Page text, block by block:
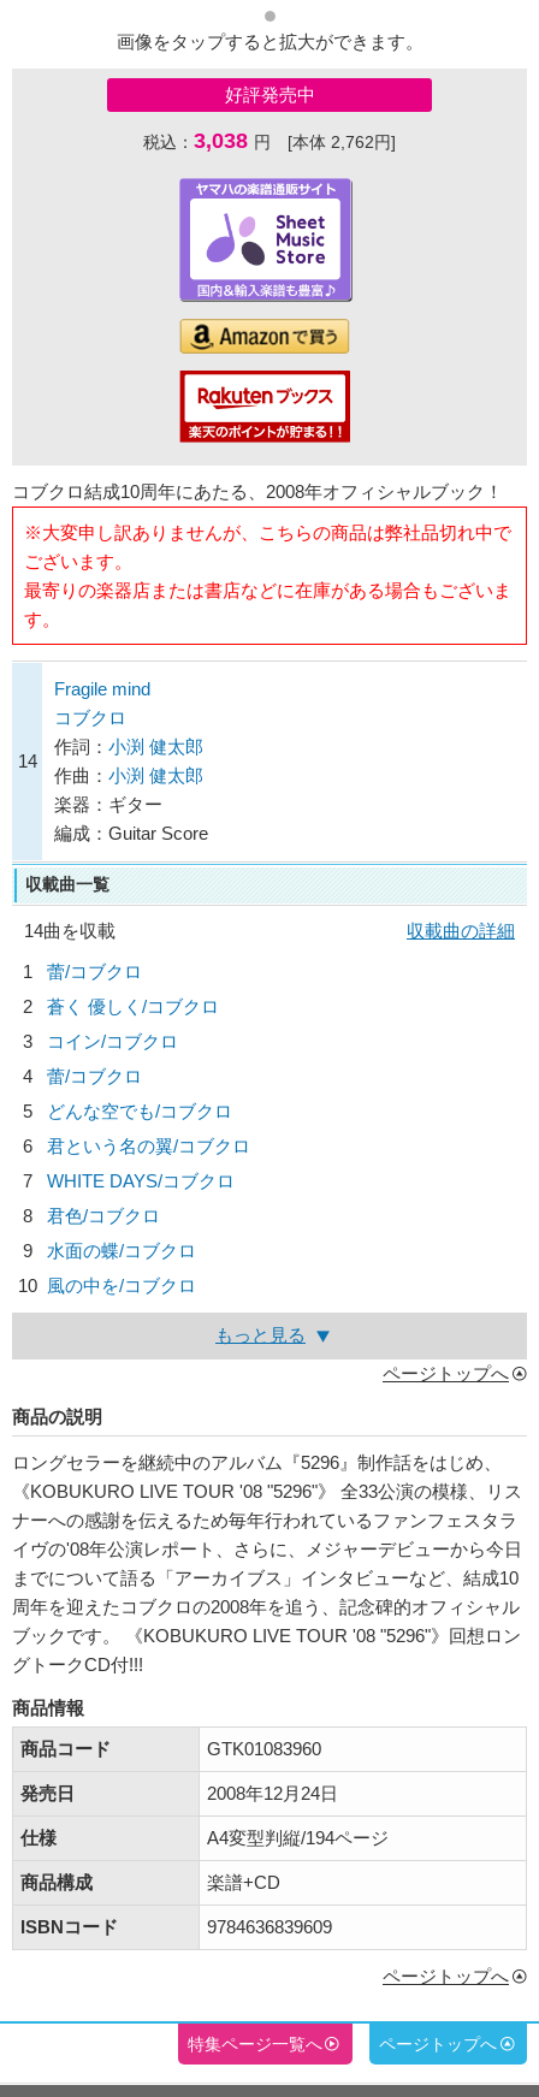
画像をタップすると拡大ができます。
好評発売中
税込： 3,038 円 [本体 2,762円]
コブクロ結成10周年にあたる、2008年オフィシャルブック！
※大変申し訳ありませんが、こちらの商品は弊社品切れ中で
ございます。
最寄りの楽器店または書店などに在庫がある場合もございま
す。
14
Fragile mind
コブクロ
作詞： 小渕 健太郎
作曲： 小渕 健太郎
楽器：ギター
編成：Guitar Score
収載曲一覧
14曲を収載
収載曲の詳細
1
蕾/コブクロ
2
蒼く 優しく/コブクロ
3
コイン/コブクロ
4
蕾/コブクロ
5
どんな空でも/コブクロ
6
君という名の翼/コブクロ
7
WHITE DAYS/コブクロ
8
君色/コブクロ
9
水面の蝶/コブクロ
10 風の中を/コブクロ
もっと見る
ページトップへ
商品の説明
ロングセラーを継続中のアルバム『5296』制作話をはじめ、
《KOBUKURO LIVE TOUR '08 "5296"》 全33公演の模様、リス
ナーへの感謝を伝えるため毎年行われているファンフェスタラ
イヴの'08年公演レポート、さらに、メジャーデビューから今日
までについて語る「アーカイブス」インタビューなど、結成10
周年を迎えたコブクロの2008年を追う、記念碑的オフィシャル
ブックです。 《KOBUKURO LIVE TOUR '08 "5296"》回想ロン
グトークCD付!!!
商品情報
商品コード
GTK01083960
発売日 2008年12月24日
仕様 A4変型判縦/194ページ
商品構成 楽譜+CD
ISBNコード 9784636839609
ページトップへ
特集ページ一覧へ ページトップへ